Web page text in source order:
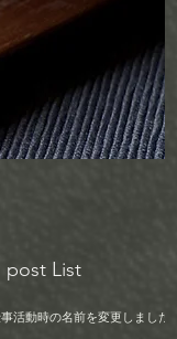
活動時の名前を変更しました！
post List